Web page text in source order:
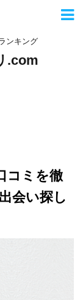
ンキング
.com
コミを徹
会い探し